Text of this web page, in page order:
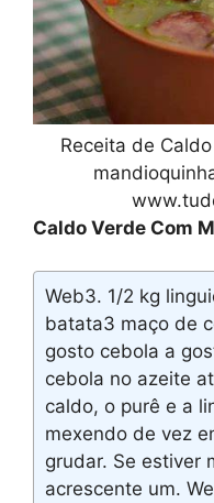
Receita de
Caldo Verde Com
Web3. 1/2 kg
batata3 maço de
gosto cebola a
cebola no azeite
caldo, o purê e a
mexendo de vez
grudar. Se estiver
acrescente um.